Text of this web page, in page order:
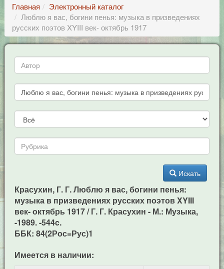
Главная
Электронный каталог
Люблю я вас, богини пенья: музыка в призведениях
русских поэтов XYIII век- октябрь 1917
Искать
Красухин, Г. Г. Люблю я вас, богини пенья:
музыка в призведениях русских поэтов XYIII
век- октябрь 1917 / Г. Г. Красухин - М.: Музыка,
-1989. -544c.
ББК: 84(2Рос=Рус)1
Имеется в наличии: